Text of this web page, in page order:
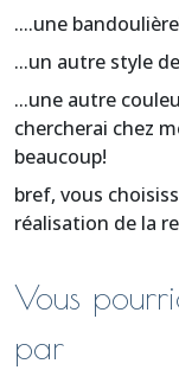
....une
...un autre style
...une autre
chercherai chez
beaucoup!
bref, vous
réalisation de la
Vous
par